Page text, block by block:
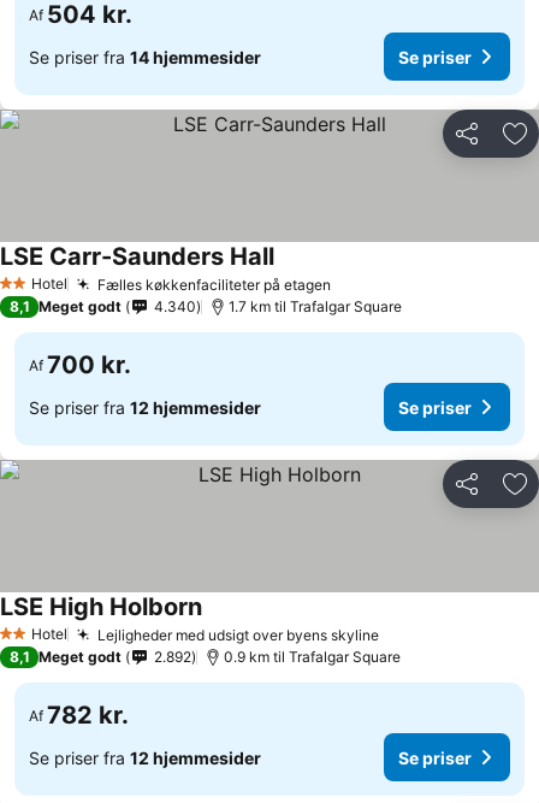
Af 504 kr.
Se priser fra 14 hjemmesider Se priser
Del
2 Stjerner
Hotel Fælles køkkenfaciliteter på etagen
LSE Carr-Saunders HallSe priser
8,1 Meget godt 4.340 1.7 km til Trafalgar Square
Af 700 kr.
Se priser fra 12 hjemmesider Se priser
Del
2 Stjerner
Hotel Lejligheder med udsigt over byens skylineSe priser
LSE High HolbornSe priser
8,1 Meget godt 2.892 0.9 km til Trafalgar Square
Af 782 kr.
Se priser fra 12 hjemmesider Se priser